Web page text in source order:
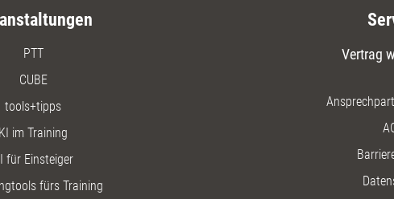
PTT
CUBE
tools+tipps
KI im Training
für Einsteiger
fürs Training
Vertrag